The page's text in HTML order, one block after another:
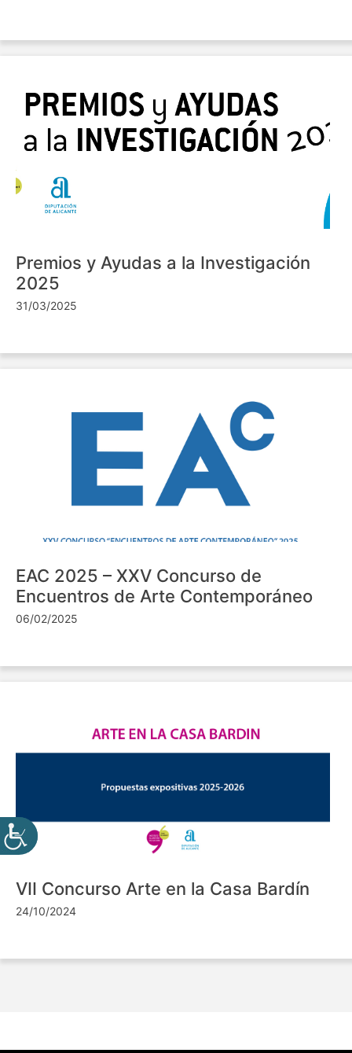
Premios y Ayudas a la Investigación
2025
31/03/2025
EAC 2025 – XXV Concurso de
Encuentros de Arte Contemporáneo
06/02/2025
VII Concurso Arte en la Casa Bardín
24/10/2024